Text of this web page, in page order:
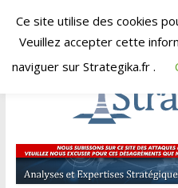
Skip
vendredi,
Ce site utilise des cookies
Veuillez accepter cette
naviguer sur Strategika.fr .